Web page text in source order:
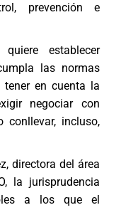
prevención e
establecer
las normas
tener en cuenta la
negociar con
conllevar, incluso,
directora del área
la jurisprudencia
a los que el